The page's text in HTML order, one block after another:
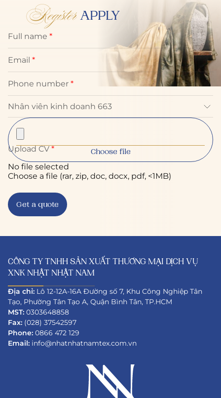
RegisterAPPLY
Full name *
Email *
Phone number *
Upload CV* Choose file
No file selected
Choose a file (rar, zip, doc, docx, pdf, <1MB)
CÔNG TY TNHH SẢN XUẤT THƯƠNG MẠI DỊCH VỤ
XNK NHẬT NHẬT NAM
Địa chỉ: Lô 12-12A-16A Đường số 7, Khu Công Nghiệp Tân
Tạo, Phường Tân Tạo A, Quận Bình Tân, TP.HCM
MST: 0303648858
Fax: (028) 37542597
Phone: 0866 472 129
Email: info@nhatnhatnamtex.com.vn